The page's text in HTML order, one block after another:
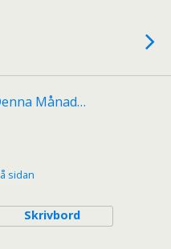
Månad…
sidan
Skrivbord